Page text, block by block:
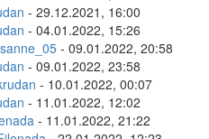
- 29.12.2021, 16:00
- 04.01.2022, 15:26
- 09.01.2022, 20:58
- 09.01.2022, 23:58
- 10.01.2022, 00:07
- 11.01.2022, 12:02
- 11.01.2022, 21:22